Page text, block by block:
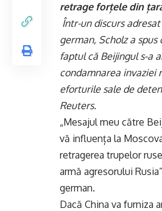
retrage forțele din
Într-un discurs
german, Scholz a
faptul că Beijingul s-a
condamnarea invaziei
eforturile sale de
Reuters.
„Mesajul meu către
vă influența la
retragerea trupelor
armă agresorului
german.
Dacă China va furniza